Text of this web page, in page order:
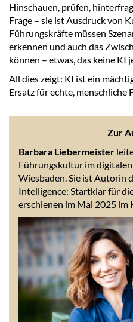
Hinschauen, prüfen,
Frage – sie ist Ausdruck von
Führungskräfte müssen
erkennen und auch das
können – etwas, das keine KI
All dies zeigt: KI ist ein
Ersatz für echte, menschliche
Zur
Barbara Liebermeister
Führungskultur im
Wiesbaden. Sie ist Autorin
Intelligence: Startklar für
erschienen im Mai 2025 im